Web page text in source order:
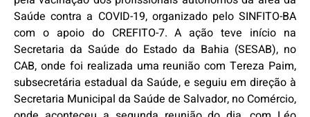
Saúde contra a COVID-19, organizado pelo SINFITO-BA
com o apoio do CREFITO-7. A ação teve início na
Secretaria da Saúde do Estado da Bahia (SESAB), no
CAB, onde foi realizada uma reunião com Tereza Paim,
subsecretária estadual da Saúde, e seguiu em direção à
Secretaria Municipal da Saúde de Salvador, no Comércio,